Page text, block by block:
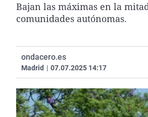
Bajan las máximas en la
comunidades autónomas.
ondacero.es
Madrid | 07.07.2025 14:17